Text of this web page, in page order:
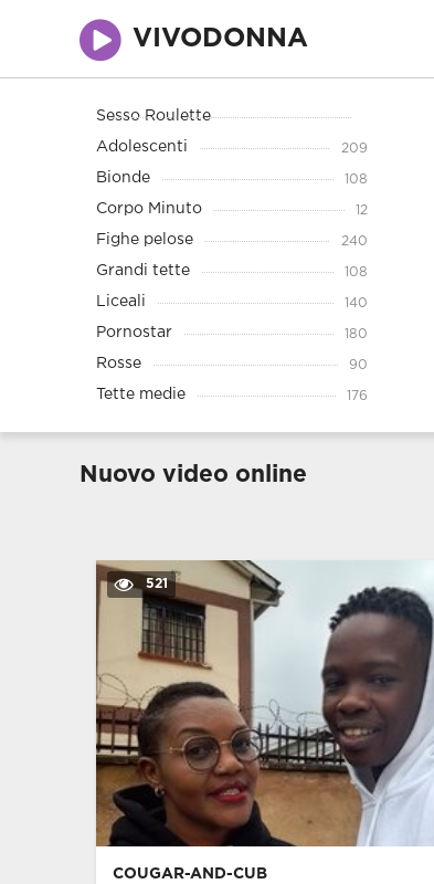
VIVODONNA
Sesso Roulette
Adolescenti 209
Bionde 108
Corpo Minuto 12
Fighe pelose 240
Grandi tette 108
Liceali 140
Pornostar 180
Rosse 90
Tette medie 176
Nuovo video online
521
COUGAR-AND-CUB